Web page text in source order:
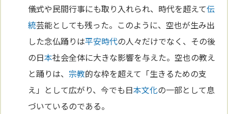
儀式や民間行事にも取り入れられ、時代を超えて伝
統芸能としても残った。このように、空也が生み出
した念仏踊りは平安時代の人々だけでなく、その後
の日本社会全体に大きな影響を与えた。空也の教え
と踊りは、 宗教的な枠を超えて「生きるための支
え」として広がり、今でも日本文化の一部として息
づいているのである。